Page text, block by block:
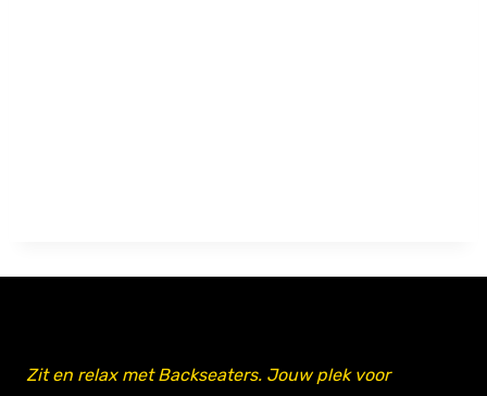
Zit en relax met Backseaters. Jouw plek voor